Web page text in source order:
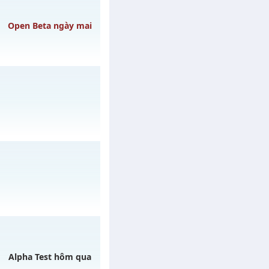
06/08/2626
Open Beta ngày mai
07/2626
Alpha Test hôm qua